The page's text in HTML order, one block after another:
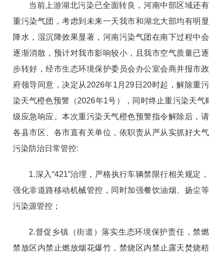
当前上游湖北污染已全面转良，河南中部区域还有
重污染气团，考虑到未来一天我市和湖北大部均有明显
降水，湿沉降效果显著，河南污染气团在南下过程中会
逐渐消散，预计对我市影响较小，且我市空气质量已逐
步转好，经市生态环境保护委员会办公室会商并报市政
府领导同意，决定从2026年1月29日20时起，解除重污
染天气橙色预警（2026年1号），同时终止重污染天气Ⅱ
级应急响应。本次重污染天气橙色预警指令解除后，请
各县市区、各市直有关单位，依职责从严从实抓好大气
污染防治日常管控:
1.深入“421”治理，严格执行车辆禁限行相关规定，
强化非道路移动机械管控，同时加强餐饮油烟、扬尘等
污染源管控；
2.督促乡镇（街道）落实生态环境保护责任，禁燃
禁放区内禁止燃放烟花爆竹，禁烧区内禁止露天焚烧秸